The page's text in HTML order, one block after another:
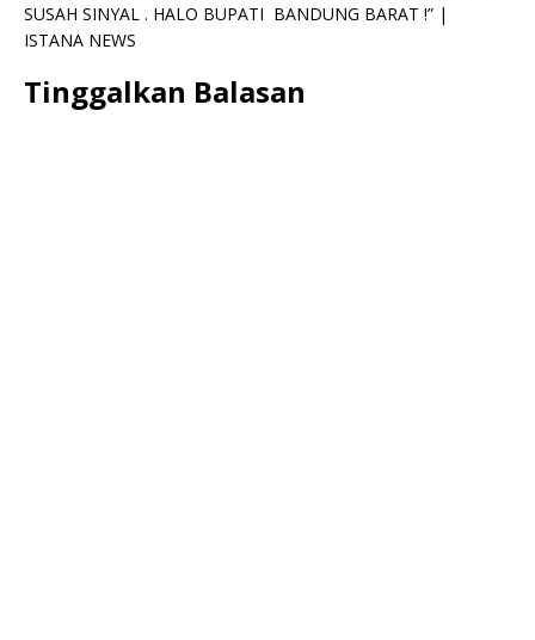
SUSAH SINYAL . HALO BUPATI BANDUNG BARAT !” |
ISTANA NEWS
Tinggalkan Balasan